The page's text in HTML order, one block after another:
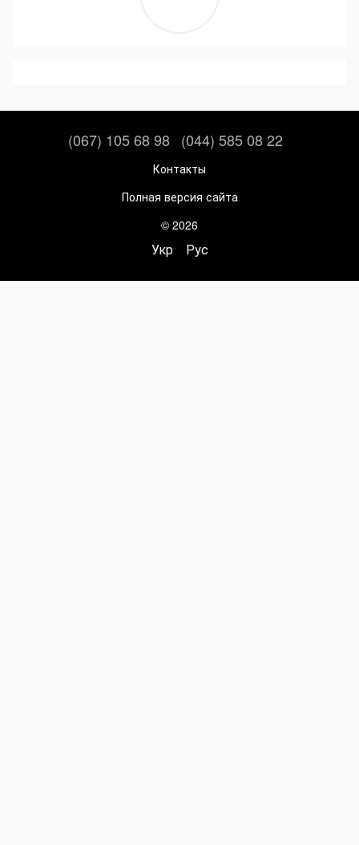
(067) 105 68 98 (044) 585 08 22
Контакты
Полная версия сайта
© 2026
Укр Рус